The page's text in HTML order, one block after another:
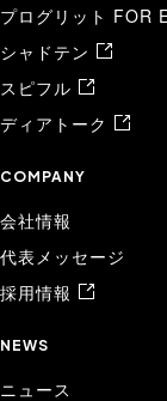
プログリット FOR
シャドテン
スピフル
ディアトーク
COMPANY
会社情報
代表メッセージ
採用情報
NEWS
ニュース